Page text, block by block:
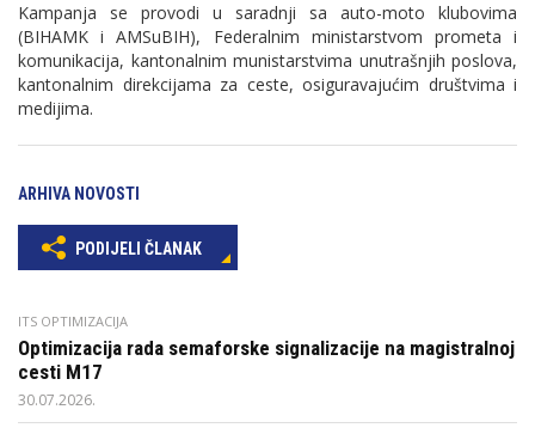
Kampanja se provodi u saradnji sa auto-moto klubovima
(BIHAMK i AMSuBIH), Federalnim ministarstvom prometa i
komunikacija, kantonalnim munistarstvima unutrašnjih poslova,
kantonalnim direkcijama za ceste, osiguravajućim društvima i
medijima.
ARHIVA NOVOSTI
PODIJELI ČLANAK
ITS OPTIMIZACIJA
Optimizacija rada semaforske signalizacije na magistralnoj
cesti M17
30.07.2026.